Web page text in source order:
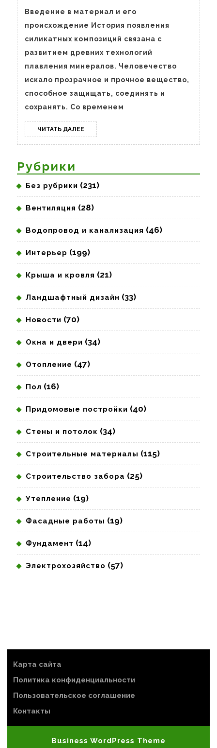
такое,
состав
Введение в материал и его
происхождение История появления
силикатных композиций связана с
развитием древних технологий
плавления минералов. Человечество
искало прозрачное и прочное вещество,
способное защищать, соединять и
сохранять. Со временем
ЧИТАТЬ ДАЛЕЕ ЧИТАТЬ
ДАЛЕЕ
Рубрики
Без рубрики (231)
Вентиляция (28)
Водопровод и канализация (46)
Интерьер (199)
Крыша и кровля (21)
Ландшафтный дизайн (33)
Новости (70)
Окна и двери (34)
Отопление (47)
Пол (16)
Придомовые постройки (40)
Стены и потолок (34)
Строительные материалы (115)
Строительство забора (25)
Утепление (19)
Фасадные работы (19)
Фундамент (14)
Электрохозяйство (57)
Карта сайта
Политика конфиденциальности
Пользовательское соглашение
Контакты
Business WordPress Theme